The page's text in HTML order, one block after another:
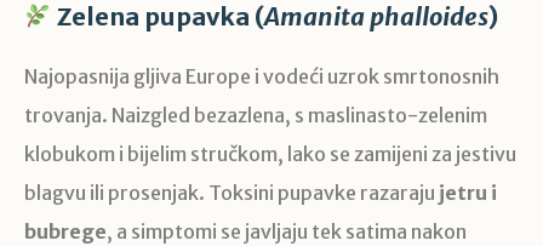
Zelena pupavka (Amanita phalloides)
Najopasnija gljiva Europe i vodeći uzrok smrtonosnih
trovanja. Naizgled bezazlena, s maslinasto-zelenim
klobukom i bijelim stručkom, lako se zamijeni za jestivu
blagvu ili prosenjak. Toksini pupavke razaraju jetru i
bubrege, a simptomi se javljaju tek satima nakon